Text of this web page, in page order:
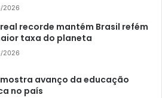
2026
recorde mantém Brasil refém
taxa do planeta
2026
avanço da educação
no país